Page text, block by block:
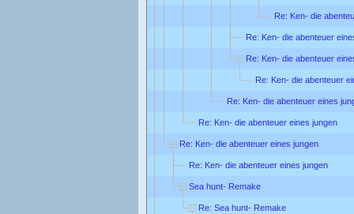
Re: Ken- die
Re: Ken- die abenteuer
Re: Ken- die abenteuer
Re: Ken- die abenteuer
Re: Ken- die abenteuer eines
Re: Ken- die abenteuer eines jungen
Re: Ken- die abenteuer eines jungen
Re: Ken- die abenteuer eines jungen
Sea hunt- Remake
Re: Sea hunt- Remake